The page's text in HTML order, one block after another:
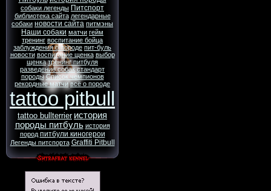
собаки легенды Питспорт
библиотека сайта легендарные
собаки новости сайта питмэны
Наши собаки матчи гейм
тренинг воспитание бойца
заблуждения о породе пит-буль
новости воспитание щенка выбор
щенка тренинг питбуля
разведение собак стандарт
породы Список чемпионов
рекордные матчи всё о породе
tattoo pitbull
tattoo bullterrier история
породы питбуль история
пород питбули киногерои
Легенды питспорта Graffiti Pitbull